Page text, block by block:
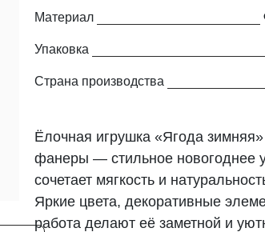
Материал
Упаковка
Страна производства
Ёлочная игрушка «Ягода
фанеры — стильное новогоднее
сочетает мягкость и
Яркие цвета, декоративные
работа делают её заметной и